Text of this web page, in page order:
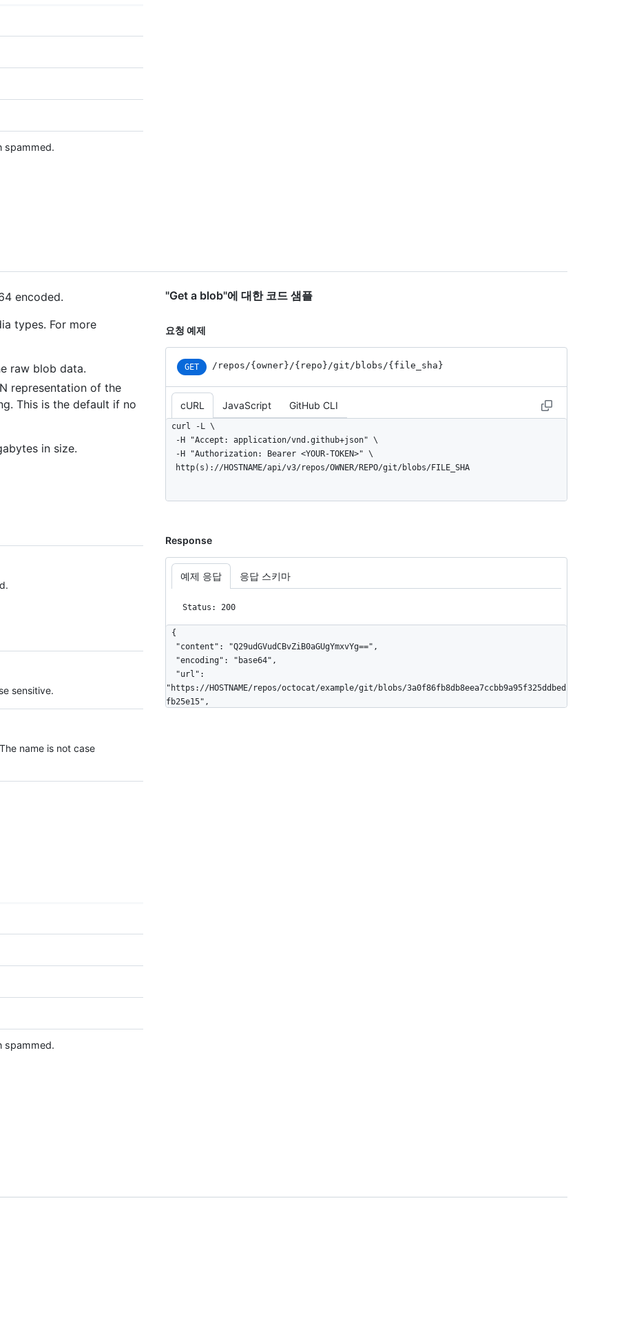
spammed.
encoded.
types. For more
raw blob data.
representation of the
This is the default if no
in size.
sensitive.
name is not case
spammed.
"Get a blob"에 대한 코드 샘플
요청 예제
GET /repos /{owner} /{repo} /git /blobs /{file_ sha}
cURL JavaScript GitHub CLI
curl -L \
  http(s)://HOSTNAME/api/v3/repos/OWNER/REPO/git/blobs/FILE_SHA
Response
예제 응답 응답 스키마
Status: 200
{
"https://HOSTNAME/repos/octocat/example/git/blobs/3a0f86fb8db8eea7ccbb9a95f325ddbed
fb25e15",